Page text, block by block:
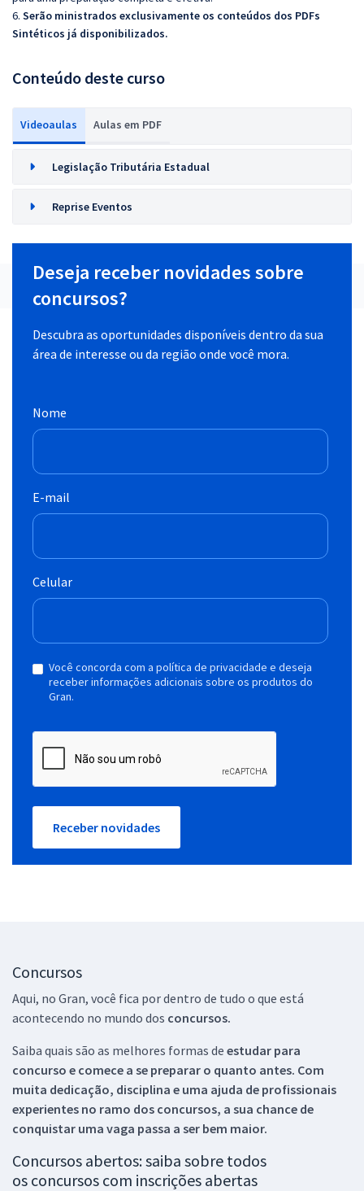
6. Serão ministrados exclusivamente os conteúdos dos PDFs
Sintéticos já disponibilizados.
Conteúdo deste curso
Videoaulas Aulas em PDF
Legislação Tributária Estadual
Reprise Eventos
Deseja receber novidades sobre
concursos?
Descubra as oportunidades disponíveis dentro da sua
área de interesse ou da região onde você mora.
Nome
E-mail
Celular
Você concorda com a política de privacidade e deseja
receber informações adicionais sobre os produtos do
Gran.
Receber novidades
Concursos
Aqui, no Gran, você fica por dentro de tudo o que está
acontecendo no mundo dos concursos.
Saiba quais são as melhores formas de estudar para
concurso e comece a se preparar o quanto antes. Com
muita dedicação, disciplina e uma ajuda de profissionais
experientes no ramo dos concursos, a sua chance de
conquistar uma vaga passa a ser bem maior.
Concursos abertos: saiba sobre todos
os concursos com inscrições abertas